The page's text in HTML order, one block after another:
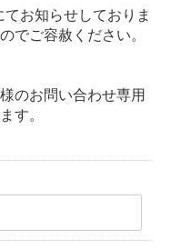
お知らせしておりま
でご容赦ください。
のお問い合わせ専用
す。